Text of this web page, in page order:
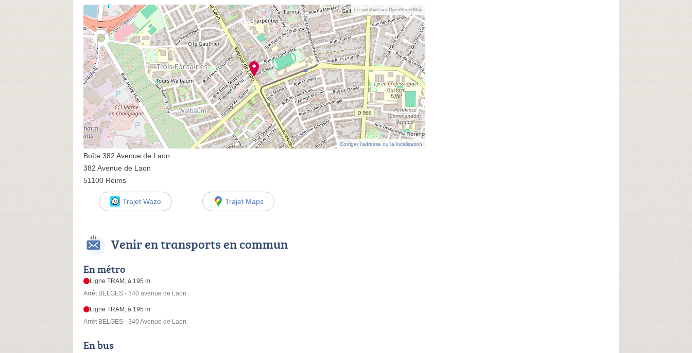
© contributeurs OpenStreetMap
Corriger l’adresse ou la localisation
Boîte 382 Avenue de Laon
382 Avenue de Laon
51100 Reims
Trajet Waze Trajet Maps
Venir en transports en commun
En métro
Ligne TRAM, à 195 m
Arrêt BELGES - 340 avenue de Laon
Ligne TRAM, à 195 m
Arrêt BELGES - 340 Avenue de Laon
En bus